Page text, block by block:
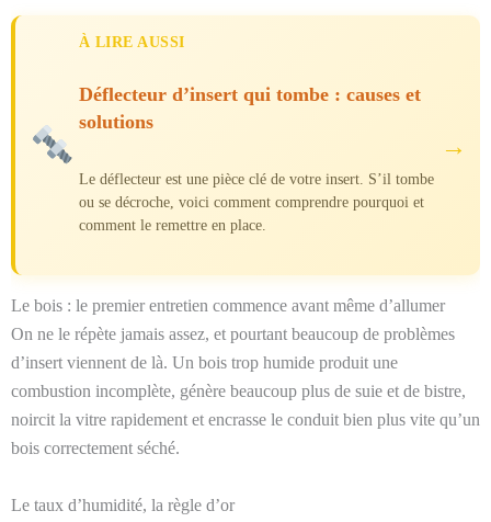
À LIRE AUSSI
Déflecteur d’insert qui tombe : causes et
solutions
Le déflecteur est une pièce clé de votre insert. S’il tombe
ou se décroche, voici comment comprendre pourquoi et
comment le remettre en place.
→
Le bois : le premier entretien commence avant même d’allumer
On ne le répète jamais assez, et pourtant beaucoup de problèmes
d’insert viennent de là. Un bois trop humide produit une
combustion incomplète, génère beaucoup plus de suie et de bistre,
noircit la vitre rapidement et encrasse le conduit bien plus vite qu’un
bois correctement séché.
Le taux d’humidité, la règle d’or